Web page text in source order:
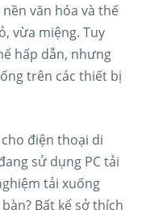
văn hóa và thế
vừa miệng. Tuy
hấp dẫn, nhưng
trên các thiết bị
điện thoại di
sử dụng PC tải
tải xuống
Bất kể sở thích